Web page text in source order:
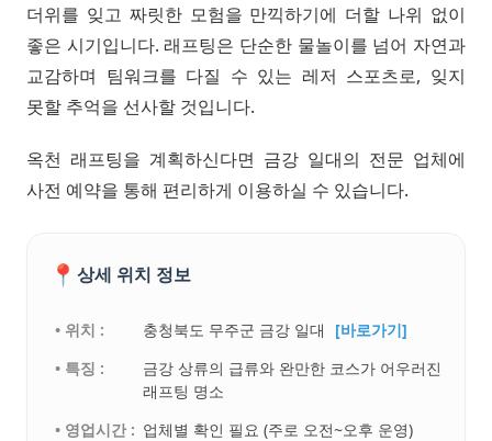
더위를 잊고 짜릿한 모험을 만끽하기에 더할 나위 없이
좋은 시기입니다. 래프팅은 단순한 물놀이를 넘어 자연과
교감하며 팀워크를 다질 수 있는 레저 스포츠로, 잊지
못할 추억을 선사할 것입니다.
옥천 래프팅을 계획하신다면 금강 일대의 전문 업체에
사전 예약을 통해 편리하게 이용하실 수 있습니다.
📍 상세 위치 정보
• 위치 : 충청북도 무주군 금강 일대
[바로가기]
• 특징 :
금강 상류의 급류와 완만한 코스가 어우러진
래프팅 명소
• 영업시간 : 업체별 확인 필요 (주로 오전~오후 운영)